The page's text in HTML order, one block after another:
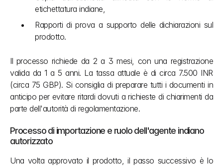
etichettatura indiane,
Rapporti di prova a supporto delle dichiarazioni sul
prodotto.
Il processo richiede da 2 a 3 mesi, con una registrazione
valida da 1 a 5 anni. La tassa attuale è di circa 7.500 INR
(circa 75 GBP). Si consiglia di preparare tutti i documenti in
anticipo per evitare ritardi dovuti a richieste di chiarimenti da
parte dell'autorità di regolamentazione.
Processo di importazione e ruolo dell'agente indiano
autorizzato
Una volta approvato il prodotto, il passo successivo è lo